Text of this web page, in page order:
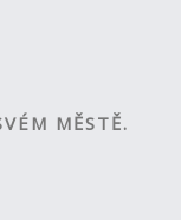
MĚSTĚ.